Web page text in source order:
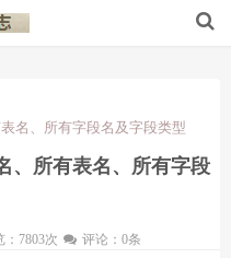
名、所有字段名及字段类型
、所有表名、所有字段
：7803次 评论：0条